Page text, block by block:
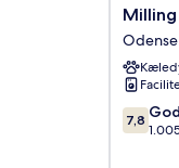
Milling
Hotel
Mini
19
Odense
Odense
7.8
ud
7,8